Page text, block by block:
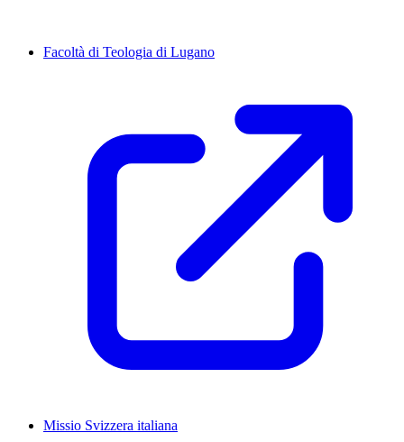
Facoltà di Teologia di Lugano
Missio Svizzera italiana